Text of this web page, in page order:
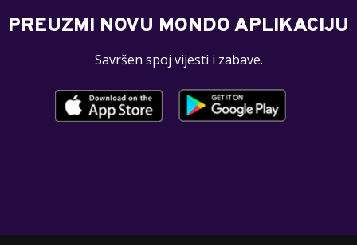
PREUZMI NOVU MONDO APLIKACIJU
Savršen spoj vijesti i zabave.